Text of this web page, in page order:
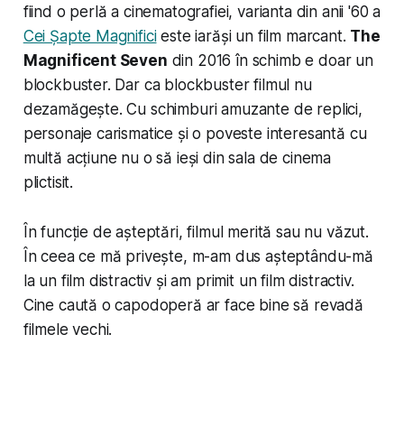
fiind o perlă a cinematografiei, varianta din anii '60 a
Cei Șapte Magnificieste iarăși un film marcant. The
Magnificent Seven din 2016 în schimb e doar un
blockbuster. Dar ca blockbuster filmul nu
dezamăgește. Cu schimburi amuzante de replici,
personaje carismatice și o poveste interesantă cu
multă acțiune nu o să ieși din sala de cinema
plictisit.
În funcție de așteptări, filmul merită sau nu văzut.
În ceea ce mă privește, m-am dus așteptându-mă
la un film distractiv și am primit un film distractiv.
Cine caută o capodoperă ar face bine să revadă
filmele vechi.